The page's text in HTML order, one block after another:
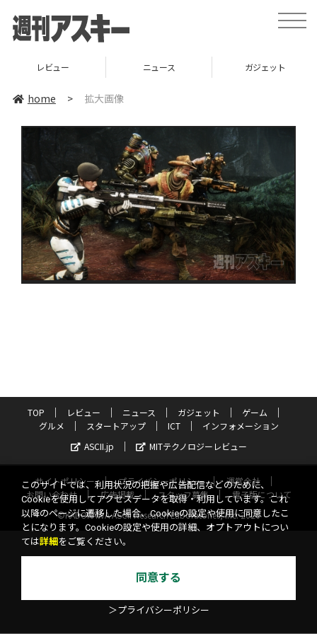
toggle
レビュー ニュース ガジェット
home > 拡大画像
TOP レビュー ニュース ガジェット
ゲーム
グルメ
スタートアップ ICT
インフォメーション
ASCII.jp
MITテクノロジーレビュー
サイトポリシー プライバシーポリシー
運営会社
お問い合わせ
広告掲載 スタッフ募集
電子版について
©KADOKAWA ASCII Research Laboratories, Inc. 2026
このサイトでは、利用状況の把握や広告配信などのために、
Cookieを使用してアクセスデータを取得・利用しています。これ
以降のページに遷移した場合、Cookieの設定や使用に同意したこ
とになります。Cookieの設定や使用の詳細、オプトアウトについ
ては詳細 をご覧ください。
同意する
＞プライバシーポリシー